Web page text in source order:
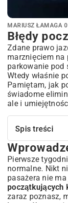
MARIUSZ ŁAMAGA
Błędy
Zdane prawo
marznięciem na
parkowanie pod
Wtedy właśnie
Pamiętam, jak
świadome
ale i
Spis treści
Wprowadzenie:
Najczęstsze
Kłopoty z
Złe wyczucie
Pułapki na
Pierwsze
normalne. Nikt
pasażera nie
początkujących
zaraz poznasz,